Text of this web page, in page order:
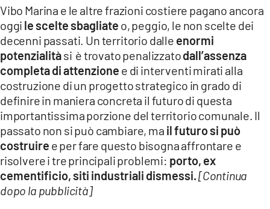
LACITYMAG.IT
ILREGGINO.IT
COSENZACHANNEL.IT
ILVIBONESE.IT
CATANZAROCHANNEL.IT
LACAPITALENEWS.IT
ANDROID
Vibo Marina e le altre frazioni costiere pagano ancora
oggi le scelte sbagliate o, peggio, le non scelte dei
decenni passati. Un territorio dalle enormi
potenzialitàsi è trovato penalizzatodall’assenza
completa di attenzione e di interventi mirati alla
costruzione di un progetto strategico in grado di
definire in maniera concreta il futuro di questa
importantissima porzione del territorio comunale. Il
passato non si può cambiare, ma il futuro si può
costruire e per fare questo bisogna affrontare e
risolvere i tre principali problemi: porto, ex
cementificio, siti industriali dismessi.[Continua
dopo la pubblicità]